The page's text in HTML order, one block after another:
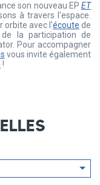
son nouveau EPET
à travers l'espace.
orbite avec l'écoute de
la participation de
Pour accompagner
vous invite également
!